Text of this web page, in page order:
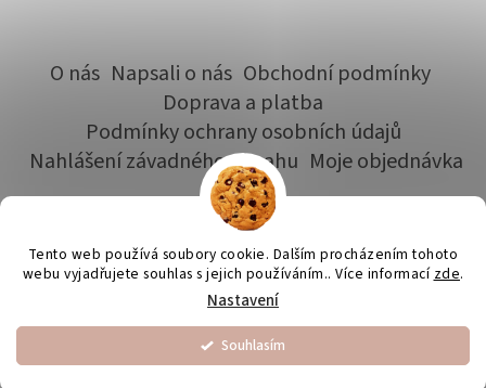
Tento web používá soubory cookie. Dalším procházením tohoto
webu vyjadřujete souhlas s jejich používáním.. Více informací zde.
Nastavení
Souhlasím
O nás Napsali o nás Obchodní podmínky
Doprava a platba
Podmínky ochrany osobních údajů
Nahlášení závadného obsahu Moje objednávka
Vytvořil Shoptet
Pan Piškot. Všechna práva vyhrazena.